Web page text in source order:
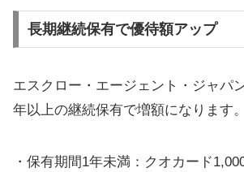
長期継続保有で優待額アップ
エスクロー・エージェント・ジャパ
年以上の継続保有で増額になります。
・保有期間1年未満：クオカード